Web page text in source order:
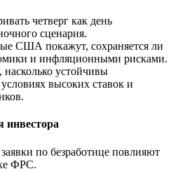
четверг как день
сценария.
США покажут, сохраняется ли
и инфляционными рисками.
устойчивы
высоких ставок и
заявки по безработице повлияют
ФРС.